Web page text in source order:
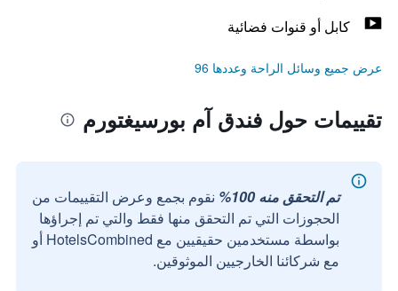
كابل أو قنوات فضائية
عرض جميع وسائل الراحة وعددها 96
تقييمات حول فندق آم بورسيغتورم
تم التحقق منه 100%
نقوم بجمع وعرض التقييمات من
الحجوزات التي تم التحقق منها فقط والتي تم إجراؤها
بواسطة مستخدمين حقيقيين مع HotelsCombined أو
مع شركائنا الخارجيين الموثوقين.